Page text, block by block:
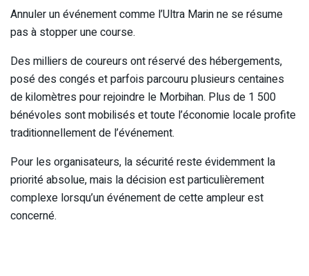
Annuler un événement comme l’Ultra Marin ne se résume
pas à stopper une course.
Des milliers de coureurs ont réservé des hébergements,
posé des congés et parfois parcouru plusieurs centaines
de kilomètres pour rejoindre le Morbihan. Plus de 1 500
bénévoles sont mobilisés et toute l’économie locale profite
traditionnellement de l’événement.
Pour les organisateurs, la sécurité reste évidemment la
priorité absolue, mais la décision est particulièrement
complexe lorsqu’un événement de cette ampleur est
concerné.